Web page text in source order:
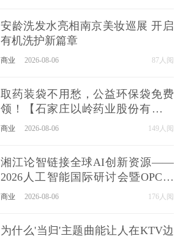
安龄洗发水亮相南京美妆巡展 开启
有机洗护新篇章
商业 2026-08-06 87人阅
取药装袋不用愁，公益环保袋免费
领！【石家庄以岭药业股份有限公
司】联合医院暖心守护每段健康路
商业 2026-08-06 149人阅
湘江论智链接全球AI创新资源——
2026人工智能国际研讨会暨OPC双
创大赛颁奖典礼圆满落幕
商业 2026-08-06 176人阅
为什么'当归'主题曲能让人在KTV边